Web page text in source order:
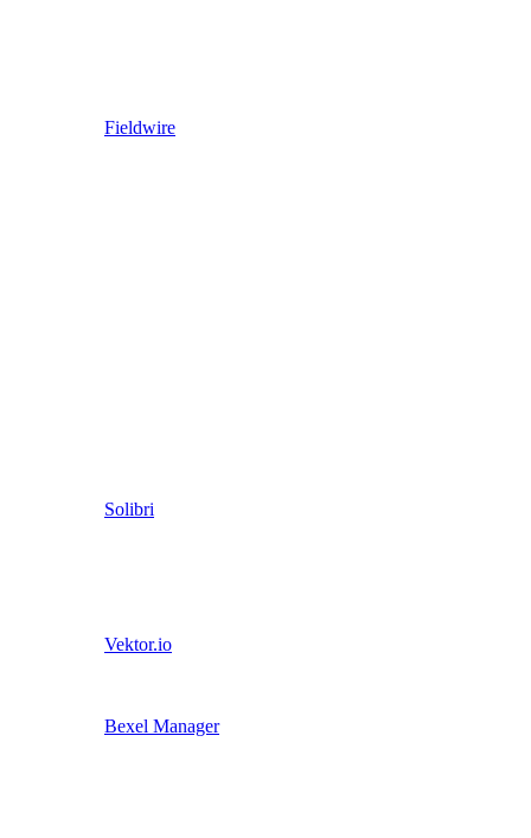
Fieldwire
Solibri
Vektor.io
Bexel Manager